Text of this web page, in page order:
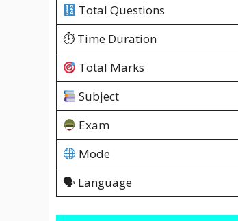
Total Questions
⏱ Time Duration
Total Marks
Subject
Exam
Mode
🗣 Language